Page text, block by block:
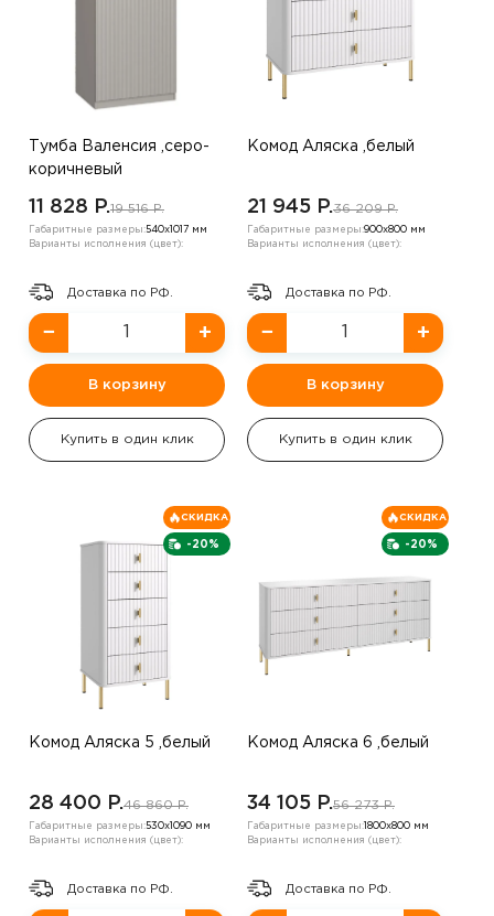
Тумба Валенсия ,серо-
коричневый
11 828 P.19 516 P.
Габаритные размеры:540х1017 мм
Варианты исполнения (цвет):
Доставка по РФ.
− +
В корзину
Купить в один клик
Комод Аляска ,белый
21 945 P.36 209 P.
Габаритные размеры:900х800 мм
Варианты исполнения (цвет):
Доставка по РФ.
− +
В корзину
Купить в один клик
-20%
СКИДКА
Комод Аляска 5 ,белый
28 400 P.46 860 P.
Габаритные размеры:530х1090 мм
Варианты исполнения (цвет):
Доставка по РФ.
-20%
СКИДКА
Комод Аляска 6 ,белый
34 105 P.56 273 P.
Габаритные размеры: 1800х800 мм
Варианты исполнения (цвет):
Доставка по РФ.